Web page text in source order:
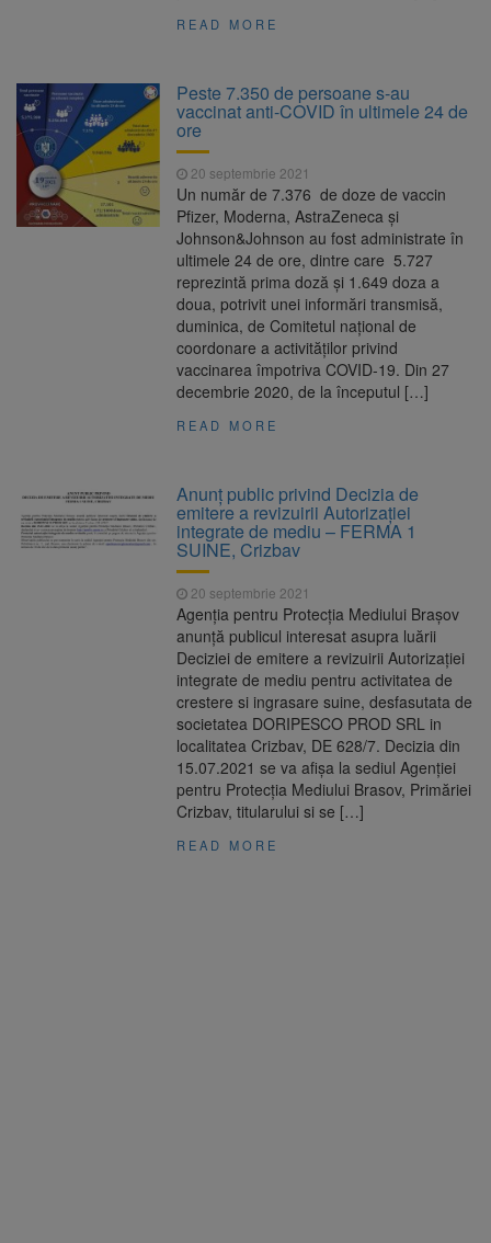
READ MORE
Peste 7.350 de persoane s-au
vaccinat anti-COVID în ultimele 24 de
ore
20 septembrie 2021
Un număr de 7.376 de doze de vaccin
Pfizer, Moderna, AstraZeneca şi
Johnson&Johnson au fost administrate în
ultimele 24 de ore, dintre care 5.727
reprezintă prima doză şi 1.649 doza a
doua, potrivit unei informări transmisă,
duminica, de Comitetul naţional de
coordonare a activităţilor privind
vaccinarea împotriva COVID-19. Din 27
decembrie 2020, de la începutul […]
READ MORE
Anunț public privind Decizia de
emitere a revizuirii Autorizației
integrate de mediu – FERMA 1
SUINE, Crizbav
20 septembrie 2021
Agenţia pentru Protecţia Mediului Brașov
anunţă publicul interesat asupra luării
Deciziei de emitere a revizuirii Autorizaţiei
integrate de mediu pentru activitatea de
crestere si ingrasare suine, desfasutata de
societatea DORIPESCO PROD SRL in
localitatea Crizbav, DE 628/7. Decizia din
15.07.2021 se va afişa la sediul Agenţiei
pentru Protecţia Mediului Brasov, Primăriei
Crizbav, titularului si se […]
READ MORE